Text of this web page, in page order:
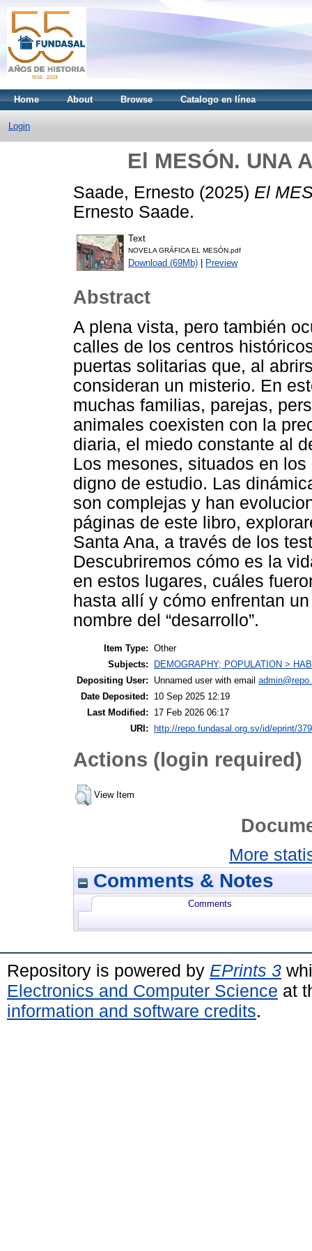
Home About Browse Catalogo en línea
Login
El MESÓN. UNA
Saade, Ernesto (2025) El
Ernesto Saade.
Text
NOVELA GRÁFICA EL MESÓN.pdf
Download (69Mb) | Preview
Abstract
A plena vista, pero también
calles de los centros
puertas solitarias que, al
consideran un misterio. En
muchas familias, parejas,
animales coexisten con la
diaria, el miedo constante al
Los mesones, situados en
digno de estudio. Las
son complejas y han
páginas de este libro,
Santa Ana, a través de los
Descubriremos cómo es la
en estos lugares, cuáles
hasta allí y cómo enfrentan
nombre del “desarrollo”.
Item Type: Other
Subjects:
DEMOGRAPHY; POPULATION >
Depositing User:
Unnamed user with email
Date Deposited:
10 Sep 2025 12:19
Last Modified:
17 Feb 2026 06:17
URI:
http://repo.fundasal.org.sv/id/eprint/379
Actions (login required)
View Item
More
Comments & Notes
Comments
Repository is powered by EPrints 3
Electronics and Computer Science at
information and software credits.